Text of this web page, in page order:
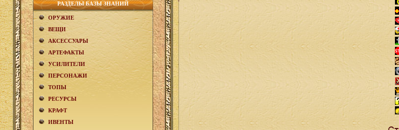
РАЗДЕЛЫ БАЗЫ ЗНАНИЙ
ОРУЖИЕ
ВЕЩИ
АКCЕСCУАРЫ
АРТЕФАКТЫ
УСИЛИТЕЛИ
ПЕРСОНАЖИ
ТОПЫ
РЕСУРСЫ
КРАФТ
ИВЕНТЫ